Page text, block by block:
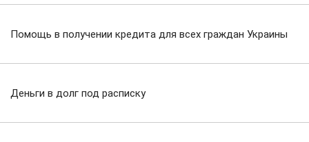
Помощь в получении кредита для всех граждан Украины
Деньги в долг под расписку